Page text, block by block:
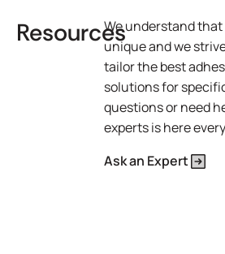
ResourcesWe understand
unique and we
tailor the best
solutions for
questions or need
experts is here
Ask an Expert